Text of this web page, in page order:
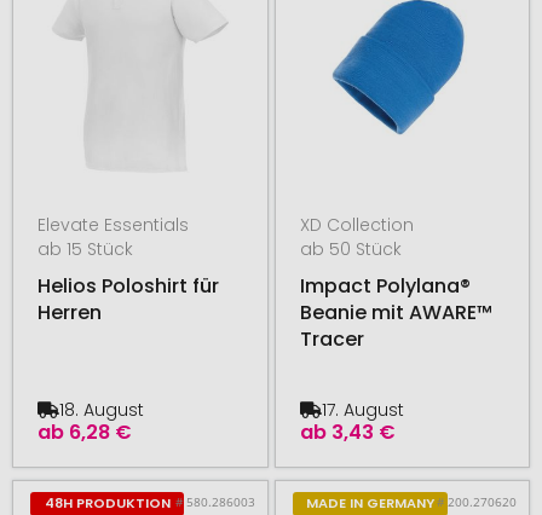
Elevate Essentials
ab 15 Stück
Helios Poloshirt für
Herren
ab 6,28 €
18. August
XD Collection
ab 50 Stück
Impact Polylana®
Beanie mit AWARE™
Tracer
ab 3,43 €
17. August
48H PRODUKTION # 580.286003 MADE IN GERMANY# 200.270620